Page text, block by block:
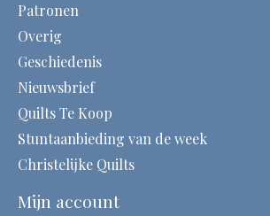
Patronen
Overig
Geschiedenis
Nieuwsbrief
Quilts Te Koop
Stuntaanbieding van de week
Christelijke Quilts
Mijn account